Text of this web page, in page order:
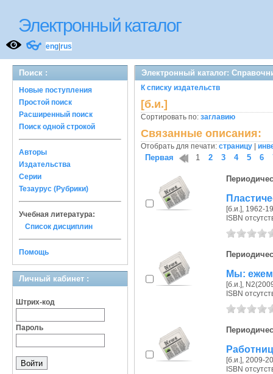
Электронный каталог
👓 eng rus
Поиск :
Новые поступления
Простой поиск
Расширенный поиск
Поиск одной строкой
Авторы
Издательства
Серии
Тезаурус (Рубрики)
Учебная литература:
Список дисциплин
Помощь
Личный кабинет :
Штрих-код
Пароль
Электронный каталог:
К списку издательств
[б.и.]
Сортировать по: заглавию
Связанные описания:
Отобрать для печати: страницу
Первая 1 2 3 4 5 6
[б.и.], 1962-
ISBN
Мы:
[б.и.],
ISBN
[б.и.], 2009-
ISBN